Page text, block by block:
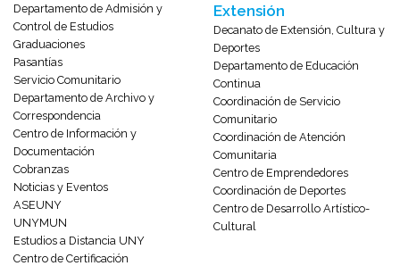
Departamento de Admisión y
Control de Estudios
Graduaciones
Pasantías
Servicio Comunitario
Departamento de Archivo y
Correspondencia
Centro de Información y
Documentación
Cobranzas
Noticias y Eventos
ASEUNY
UNYMUN
Estudios a Distancia UNY
Centro de Certificación
Extensión
Decanato de Extensión, Cultura y
Deportes
Departamento de Educación
Continua
Coordinación de Servicio
Comunitario
Coordinación de Atención
Comunitaria
Centro de Emprendedores
Coordinación de Deportes
Centro de Desarrollo Artístico-
Cultural